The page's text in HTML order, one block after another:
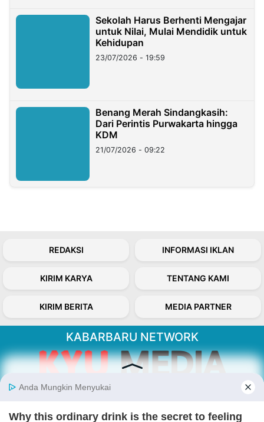
Sekolah Harus Berhenti Mengajar
untuk Nilai, Mulai Mendidik untuk
Kehidupan
23/07/2026 - 19:59
Benang Merah Sindangkasih:
Dari Perintis Purwakarta hingga
KDM
21/07/2026 - 09:22
REDAKSI INFORMASI IKLAN
KIRIM KARYA TENTANG KAMI
KIRIM BERITA MEDIA PARTNER
KABARBARU NETWORK